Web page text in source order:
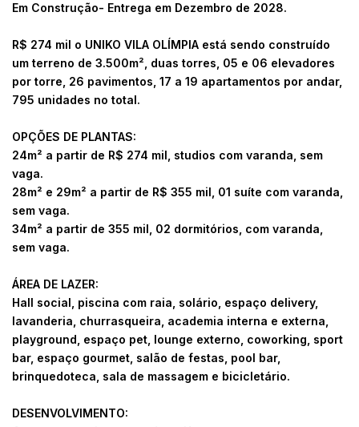
Em Construção- Entrega em Dezembro de 2028.
R$ 274 mil o UNIKO VILA OLÍMPIA está sendo construído
um terreno de 3.500m², duas torres, 05 e 06 elevadores
por torre, 26 pavimentos, 17 a 19 apartamentos por andar,
795 unidades no total.
OPÇÕES DE PLANTAS:
24m² a partir de R$ 274 mil, studios com varanda, sem
vaga.
28m² e 29m² a partir de R$ 355 mil, 01 suíte com varanda,
sem vaga.
34m² a partir de 355 mil, 02 dormitórios, com varanda,
sem vaga.
ÁREA DE LAZER:
Hall social, piscina com raia, solário, espaço delivery,
lavanderia, churrasqueira, academia interna e externa,
playground, espaço pet, lounge externo, coworking, sport
bar, espaço gourmet, salão de festas, pool bar,
brinquedoteca, sala de massagem e bicicletário.
DESENVOLVIMENTO: